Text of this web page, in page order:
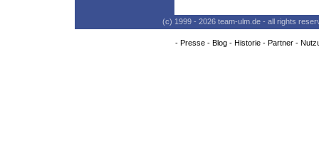
(c) 1999 - 2026 team-ulm.de - all rights
- Presse- Blog- Historie- Partner-